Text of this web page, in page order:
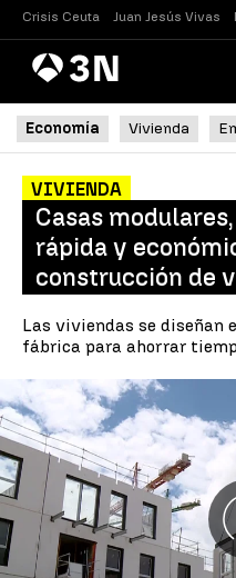
Crisis Ceuta Juan Jesús Vivas
AntenaNoticias
Economía Vivienda
VIVIENDA
Casas
rápida y
construcción de
Las viviendas se diseñan
fábrica para ahorrar